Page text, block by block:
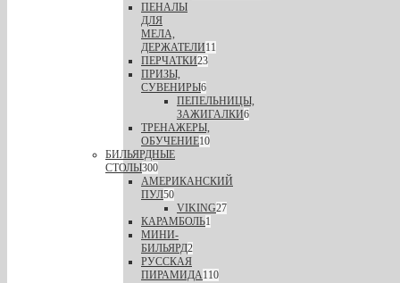
ПЕНАЛЫ
ДЛЯ
МЕЛА,
ДЕРЖАТЕЛИ11
ПЕРЧАТКИ23
ПРИЗЫ,
СУВЕНИРЫ6
ПЕПЕЛЬНИЦЫ,
ЗАЖИГАЛКИ6
ТРЕНАЖЕРЫ,
ОБУЧЕНИЕ10
БИЛЬЯРДНЫЕ
СТОЛЫ300
АМЕРИКАНСКИЙ
ПУЛ50
VIKING27
КАРАМБОЛЬ1
МИНИ-
БИЛЬЯРД2
РУССКАЯ
ПИРАМИДА110